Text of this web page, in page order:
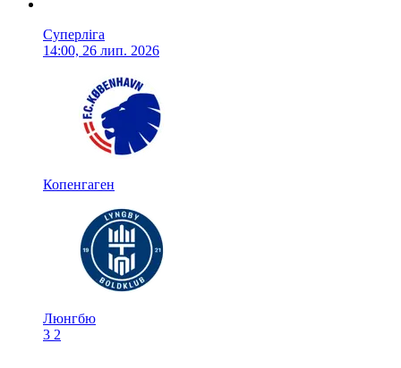
Суперліга
14:00, 26 лип. 2026
Копенгаген
Люнгбю
3 2